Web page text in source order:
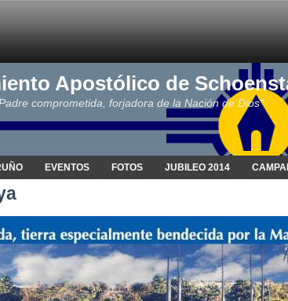
Apostólico de
comprometida, forjadora de la Nación de Dios"
EVENTOS FOTOS JUBILEO 2014